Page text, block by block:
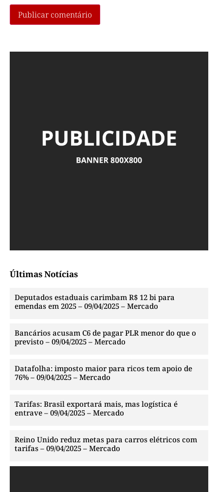
Últimas Notícias
Deputados estaduais carimbam R$ 12 bi para
emendas em 2025 – 09/04/2025 – Mercado
Bancários acusam C6 de pagar PLR menor do que o
previsto – 09/04/2025 – Mercado
Datafolha: imposto maior para ricos tem apoio de
76% – 09/04/2025 – Mercado
Tarifas: Brasil exportará mais, mas logística é
entrave – 09/04/2025 – Mercado
Reino Unido reduz metas para carros elétricos com
tarifas – 09/04/2025 – Mercado